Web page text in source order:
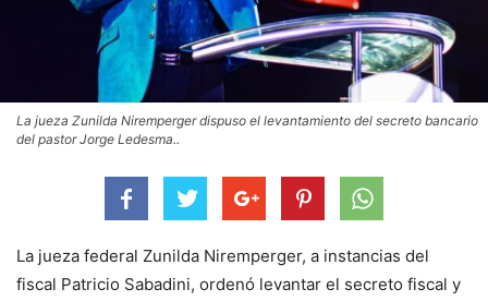
La jueza Zunilda Niremperger dispuso el levantamiento del secreto bancario
del pastor Jorge Ledesma..
La jueza federal Zunilda Niremperger, a instancias del
fiscal Patricio Sabadini, ordenó levantar el secreto fiscal y